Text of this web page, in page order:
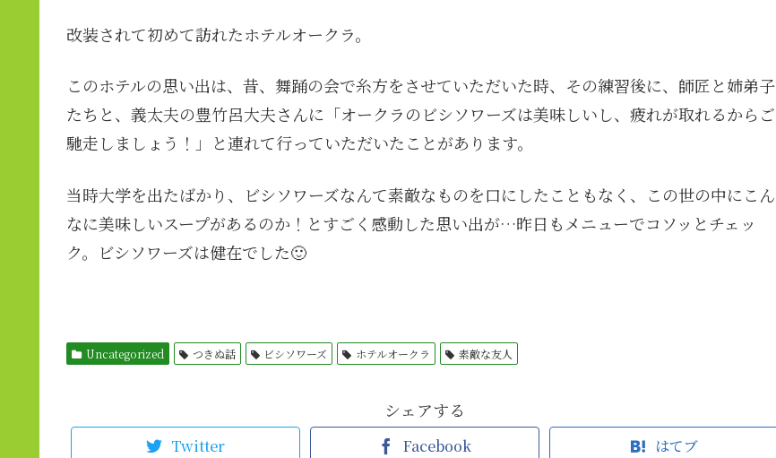
改装されて初めて訪れたホテルオークラ。
このホテルの思い出は、昔、舞踊の会で糸方をさせていただいた時、その練習後に、師匠と姉弟子
たちと、義太夫の豊竹呂大夫さんに「オークラのビシソワーズは美味しいし、疲れが取れるからご
馳走しましょう！」と連れて行っていただいたことがあります。
当時大学を出たばかり、ビシソワーズなんて素敵なものを口にしたこともなく、この世の中にこん
なに美味しいスープがあるのか！とすごく感動した思い出が…昨日もメニューでコソッとチェッ
ク。ビシソワーズは健在でした🙂
Uncategorized つきぬ話 ビシソワーズ ホテルオークラ 素敵な友人
シェアする
Twitter Facebook はてブ